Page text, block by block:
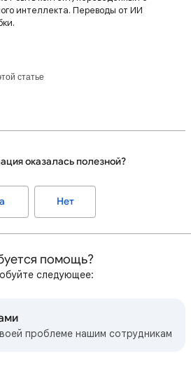
интеллекта. Переводы от ИИ
статье
оказалась полезной?
Нет
помощь?
следующее:
проблеме нашим сотрудникам